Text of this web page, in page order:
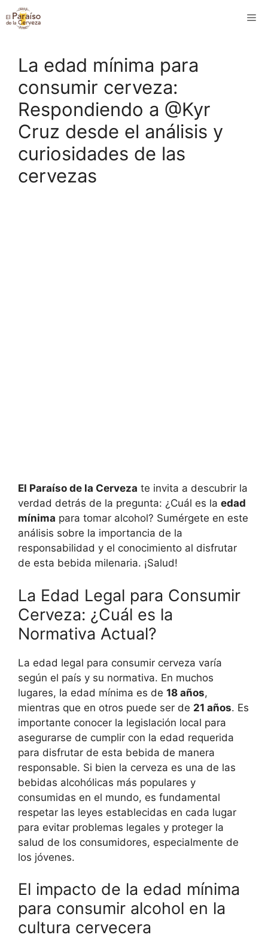
Saltar
al
La edad mínima para
consumir cerveza:
Respondiendo a @Kyr
Cruz desde el análisis y
curiosidades de las
cervezas
El Paraíso de la Cerveza te invita a descubrir la
verdad detrás de la pregunta: ¿Cuál es la edad
mínima para tomar alcohol? Sumérgete en este
análisis sobre la importancia de la
responsabilidad y el conocimiento al disfrutar
de esta bebida milenaria. ¡Salud!
La Edad Legal para Consumir
Cerveza: ¿Cuál es la
Normativa Actual?
La edad legal para consumir cerveza varía
según el país y su normativa. En muchos
lugares, la edad mínima es de 18 años,
mientras que en otros puede ser de 21 años. Es
importante conocer la legislación local para
asegurarse de cumplir con la edad requerida
para disfrutar de esta bebida de manera
responsable. Si bien la cerveza es una de las
bebidas alcohólicas más populares y
consumidas en el mundo, es fundamental
respetar las leyes establecidas en cada lugar
para evitar problemas legales y proteger la
salud de los consumidores, especialmente de
los jóvenes.
El impacto de la edad mínima
para consumir alcohol en la
cultura cervecera